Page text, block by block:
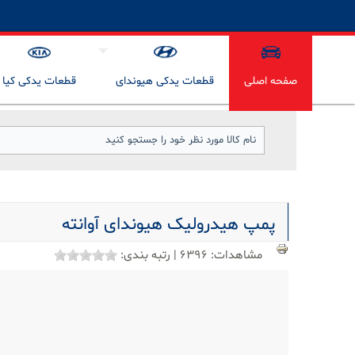
صفحه اصلی قطعات یدکی هیوندای قطعات یدکی کیا
پمپ هیدرولیک هیوندای آوانته
مشاهدات: 6396
| رتبه بندی: